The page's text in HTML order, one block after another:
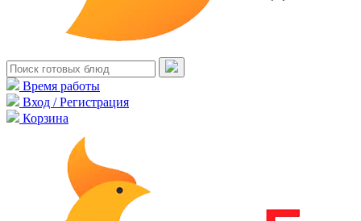
Время работы
Вход / Регистрация
Корзина